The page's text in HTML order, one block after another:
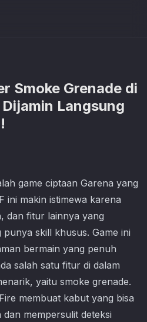
Smoke Grenade di
Langsung
game ciptaan Garena yang
ini makin istimewa karena
dan fitur lainnya yang
skill khusus. Game ini
bermain yang penuh
salah satu fitur di dalam
yaitu smoke grenade.
membuat kabut yang bisa
mempersulit deteksi